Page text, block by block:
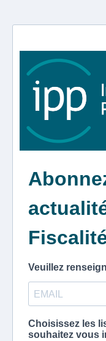
Veuillez
Choisissez les
souhaitez vous